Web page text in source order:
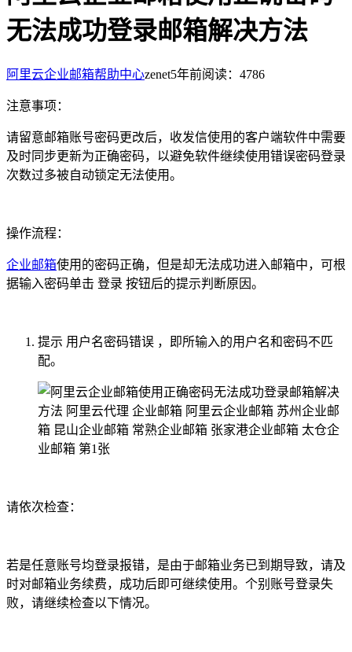
无法成功登录邮箱解决方法
阿里云企业邮箱帮助中心zenet5年前阅读：4786
注意事项：
请留意邮箱账号密码更改后，收发信使用的客户端软件中需要
及时同步更新为正确密码，以避免软件继续使用错误密码登录
次数过多被自动锁定无法使用。
操作流程：
企业邮箱使用的密码正确，但是却无法成功进入邮箱中，可根
据输入密码单击 登录 按钮后的提示判断原因。
提示 用户名密码错误 ，即所输入的用户名和密码不匹
配。
请依次检查：
若是任意账号均登录报错，是由于邮箱业务已到期导致，请及
时对邮箱业务续费，成功后即可继续使用。个别账号登录失
败，请继续检查以下情况。